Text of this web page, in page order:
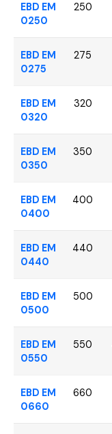
EBD EM
0250
250
EBD EM
0275
275
EBD EM
0320
320
EBD EM
0350
350
EBD EM
0400
400
EBD EM
0440
440
EBD EM
0500
500
EBD EM
0550
550
EBD EM
0660
660